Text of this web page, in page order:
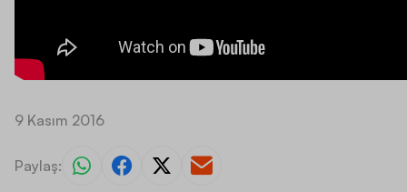
9 Kasım 2016
Paylaş: